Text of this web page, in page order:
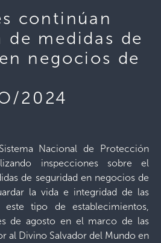
continúan
de medidas de
negocios de
2024
Nacional de Protección
inspecciones sobre el
de seguridad en negocios de
la vida e integridad de las
este tipo de establecimientos,
de agosto en el marco de las
al Divino Salvador del Mundo en